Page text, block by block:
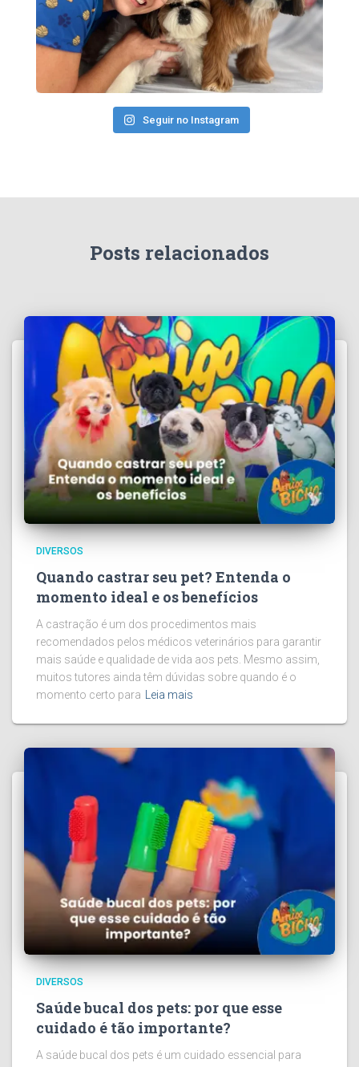
Seguir no Instagram
Posts relacionados
DIVERSOS
Quando castrar seu pet? Entenda o
momento ideal e os benefícios
A castração é um dos procedimentos mais
recomendados pelos médicos veterinários para garantir
mais saúde e qualidade de vida aos pets. Mesmo assim,
muitos tutores ainda têm dúvidas sobre quando é o
momento certo para
Leia mais
DIVERSOS
Saúde bucal dos pets: por que esse
cuidado é tão importante?
A saúde bucal dos pets é um cuidado essencial para